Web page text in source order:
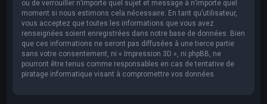
ou de verrouiller n’importe quel sujet et message à n’importe quel
moment si nous estimons cela nécessaire. En tant qu’utilisateur,
vous acceptez que toutes les informations que vous avez
renseignées soient enregistrées dans notre base de données. Bien
que ces informations ne seront pas diffusées à une tierce partie
sans votre consentement, ni « Impression 3D », ni phpBB, ne
pourront être tenus comme responsables en cas de tentative de
piratage informatique visant à compromettre vos données.